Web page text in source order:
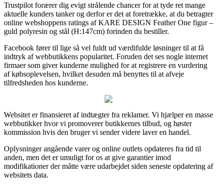
Trustpilot forærer dig evigt strålende chancer for at tyde ret mange
aktuelle kunders tanker og derfor er det at foretrække, at du betragter
online webshoppens ratings af KARE DESIGN Feather One figur –
guld polyresin og stål (H:147cm) forinden du bestiller.
Facebook fører til lige så vel fuldt ud værdifulde løsninger til at få
indtryk af webbutikkens popularitet. Foruden det ses nogle internet
firmaer som giver kunderne mulighed for at registrere en vurdering
af købsoplevelsen, hvilket desuden må benyttes til at afveje
tilfredsheden hos kunderne.
Websitet er finansieret af indtægter fra reklamer. Vi hjælper en masse
webbutikker hvor vi promoverer butikkernes tilbud, og høster
kommission hvis den bruger vi sender videre laver en handel.
Oplysninger angående varer og online outlets opdateres fra tid til
anden, men det er umuligt for os at give garantier imod
modifikationer der måtte være udarbejdet siden seneste opdatering af
websitets data.